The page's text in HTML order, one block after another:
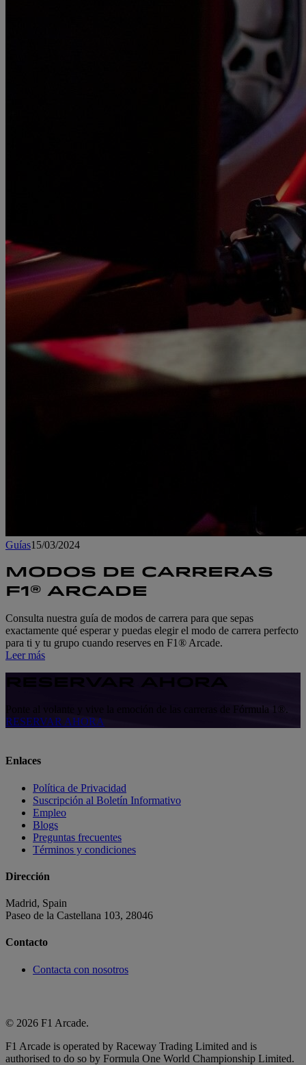
Guías15/03/2024
MODOS DE CARRERAS
F1® ARCADE
Consulta nuestra guía de modos de carrera para que sepas
exactamente qué esperar y puedas elegir el modo de carrera perfecto
para ti y tu grupo cuando reserves en F1® Arcade.
Leer más
RESERVAR AHORA
Ponte al volante y vive la emoción de las carreras de Fórmula 1®.
RESERVAR AHORA
Enlaces
Política de Privacidad
Suscripción al Boletín Informativo
Empleo
Blogs
Preguntas frecuentes
Términos y condiciones
Dirección
Madrid, Spain
Paseo de la Castellana 103, 28046
Contacto
Contacta con nosotros
© 2026 F1 Arcade.
F1 Arcade is operated by Raceway Trading Limited and is
authorised to do so by Formula One World Championship Limited.